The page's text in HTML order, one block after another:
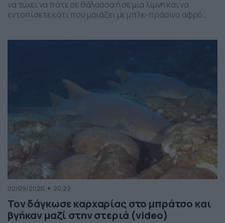
να τύχει να πάτε σε θάλασσα ή σε μία λίμνη και να
εντοπίσετε κάτι που μοιάζει με μπλε-πράσινο αφρό
02/09/2020 20:22
Τον δάγκωσε καρχαρίας στο μπράτσο και
βγήκαν μαζί στην στεριά (video)